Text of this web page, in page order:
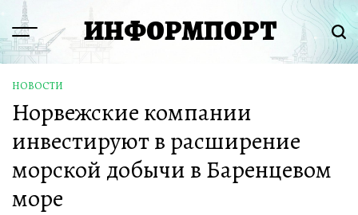
Перейти
содержимому
Menu ИНФОРМПОРТ
ОПУБЛИКОВАНО
В
НОВОСТИ
Норвежские компании
инвестируют в расширение
морской добычи в Баренцевом
море